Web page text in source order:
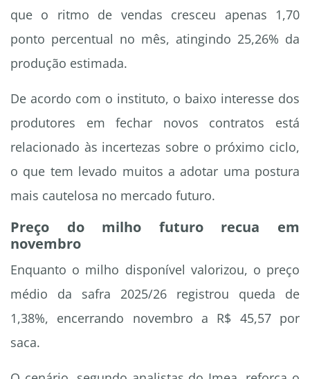
que o ritmo de vendas cresceu apenas 1,70
ponto percentual no mês, atingindo 25,26% da
produção estimada.
De acordo com o instituto, o baixo interesse dos
produtores em fechar novos contratos está
relacionado às incertezas sobre o próximo ciclo,
o que tem levado muitos a adotar uma postura
mais cautelosa no mercado futuro.
Preço do milho futuro recua em
novembro
Enquanto o milho disponível valorizou, o preço
médio da safra 2025/26 registrou queda de
1,38%, encerrando novembro a R$ 45,57 por
saca.